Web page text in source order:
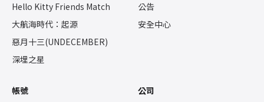
Hello Kitty Friends Match
大航海時代：起源
惡月十三(UNDECEMBER)
深埋之星
公告
安全中心
帳號
公司